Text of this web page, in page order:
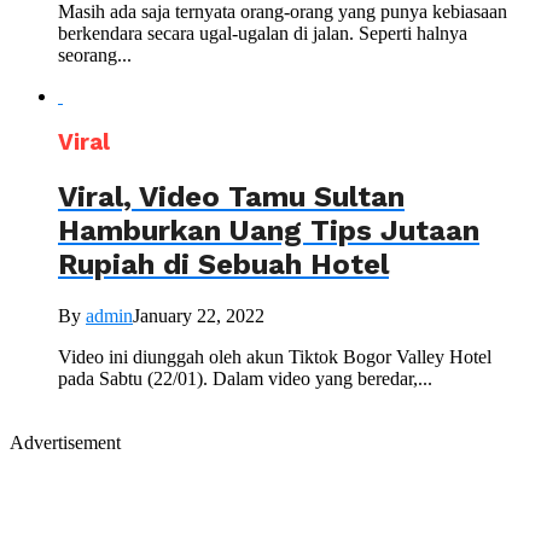
Masih ada saja ternyata orang-orang yang punya kebiasaan
berkendara secara ugal-ugalan di jalan. Seperti halnya
seorang...
Viral
Viral, Video Tamu Sultan
Hamburkan Uang Tips Jutaan
Rupiah di Sebuah Hotel
By adminJanuary 22, 2022
Video ini diunggah oleh akun Tiktok Bogor Valley Hotel
pada Sabtu (22/01). Dalam video yang beredar,...
Advertisement